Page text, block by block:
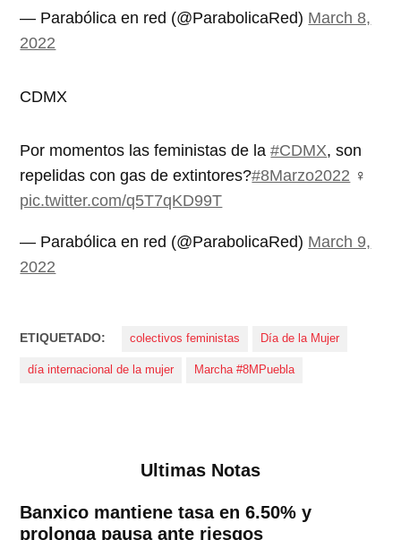
— Parabólica en red (@ParabolicaRed) March 8,
2022
CDMX
Por momentos las feministas de la#CDMX, son
repelidas con gas de extintores?#8Marzo2022 ♀️
pic.twitter.com/q5T7qKD99T
— Parabólica en red (@ParabolicaRed) March 9,
2022
ETIQUETADO: colectivos feministas Día de la Mujer
día internacional de la mujer Marcha #8MPuebla
Ultimas Notas
Banxico mantiene tasa en 6.50% y
prolonga pausa ante riesgos